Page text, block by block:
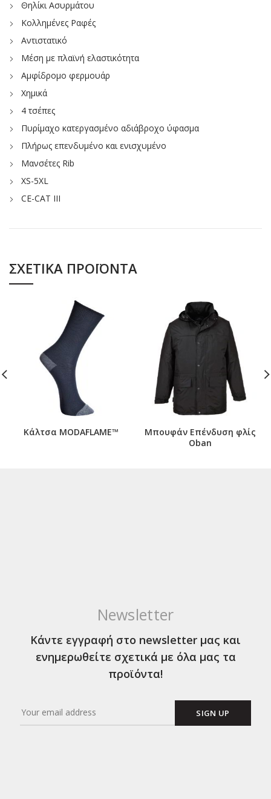
Θηλίκι Ασυρμάτου
Κολλημένες Ραφές
Αντιστατικό
Μέση με πλαϊνή ελαστικότητα
Αμφίδρομο φερμουάρ
Χημικά
4 τσέπες
Πυρίμαχο κατεργασμένο αδιάβροχο ύφασμα
Πλήρως επενδυμένο και ενισχυμένο
Μανσέτες Rib
XS-5XL
CE-CAT III
ΣΧΕΤΙΚΆ ΠΡΟΪΌΝΤΑ
Κάλτσα MODAFLAME™
Μπουφάν Επένδυση φλίς
Oban
Newsletter
Κάντε εγγραφή στο newsletter μας και
ενημερωθείτε σχετικά με όλα μας τα
προϊόντα!